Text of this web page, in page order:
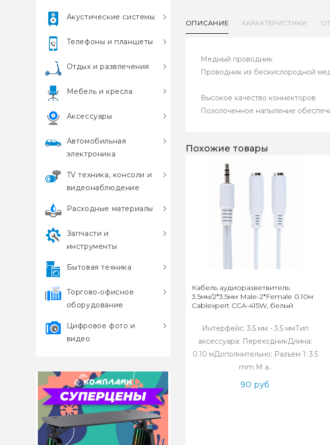
Акустические системы
Телефоны и планшеты
Отдых и развлечения
Мебель и кресла
Аксессуары
Автомобильная
электроника
TV техника, консоли и
видеонаблюдение
Расходные материалы
Запчасти и
инструменты
Бытовая техника
Торгово‑офисное
оборудование
Цифровое фото и
видео
ОПИСАНИЕ ХАРАКТЕРИСТИКИ
Медный проводник
Проводник из бескислородной
Высокое качество коннекторов
Позолоченное напыление
Похожие товары
Кабель аудиоразветвитель
3.5мм/2*3.5мм Male-2*Female 0.10м
Cablexpert CCA-415W, белый
Интерфейс: 3.5 мм - 3.5 ммТип
аксессуара: ПереходникДлина:
0.10 мДополнительно: Разъем 1: 3.5
mm M a..
90 руб